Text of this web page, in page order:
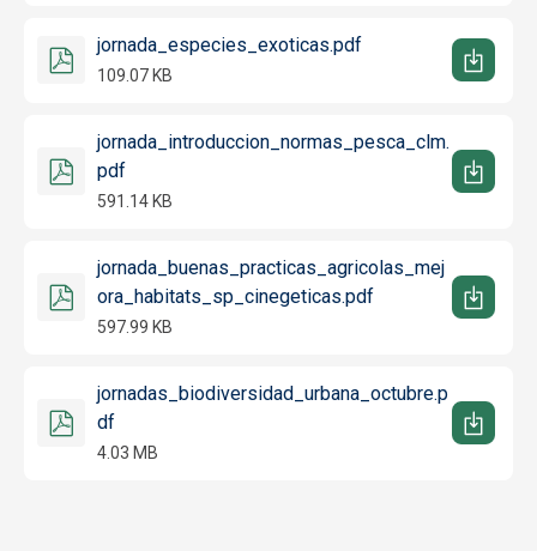
jornada_especies_exoticas.pdf
109.07 KB
jornada_introduccion_normas_pesca_clm.
pdf
591.14 KB
jornada_buenas_practicas_agricolas_mej
ora_habitats_sp_cinegeticas.pdf
597.99 KB
jornadas_biodiversidad_urbana_octubre.p
df
4.03 MB